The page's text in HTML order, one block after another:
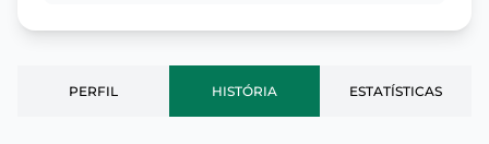
PERFIL HISTÓRIA ESTATÍSTICAS